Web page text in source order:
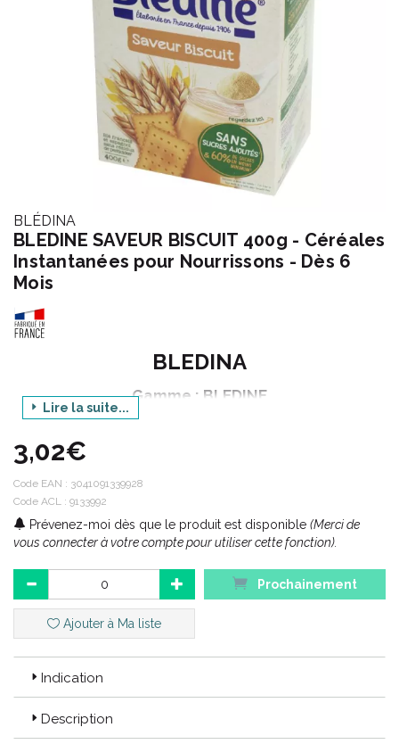
BLÉDINA
BLEDINE SAVEUR BISCUIT 400g - Céréales
Instantanées pour Nourrissons - Dès 6
Mois
BLEDINA
Gamme : BLEDINE
Produit : SAVEUR BISCUIT
Code ACL : 9133992
Code EAN : 3041091339928
Lire la suite...
3,02€
Code EAN : 3041091339928
Code ACL : 9133992
Prévenez-moi dès que le produit est disponible (Merci de
vous connecter à votre compte pour utiliser cette fonction).
Prochainement
Ajouter à Ma liste
Indication
Description